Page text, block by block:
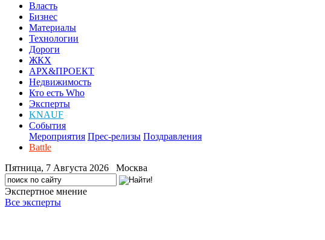
Власть
Бизнес
Материалы
Технологии
Дороги
ЖКХ
АРХ&ПРОЕКТ
Недвижимость
Кто есть Who
Эксперты
KNAUF
События
Мероприятия Прес-релизы Поздравления
Battle
Пятница, 7 Августа 2026 Москва
Экспертное мнение
Все эксперты